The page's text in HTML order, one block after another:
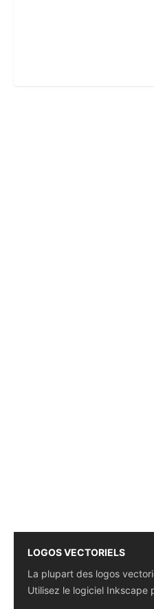
LOGOS VECTORIELS
La plupart des logos
Utilisez le logiciel Inkscape